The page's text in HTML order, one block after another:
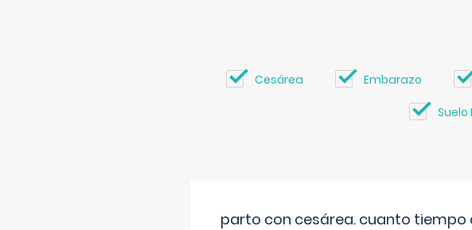
Cesárea Embarazo
Suelo
parto con cesárea. cuanto tiempo